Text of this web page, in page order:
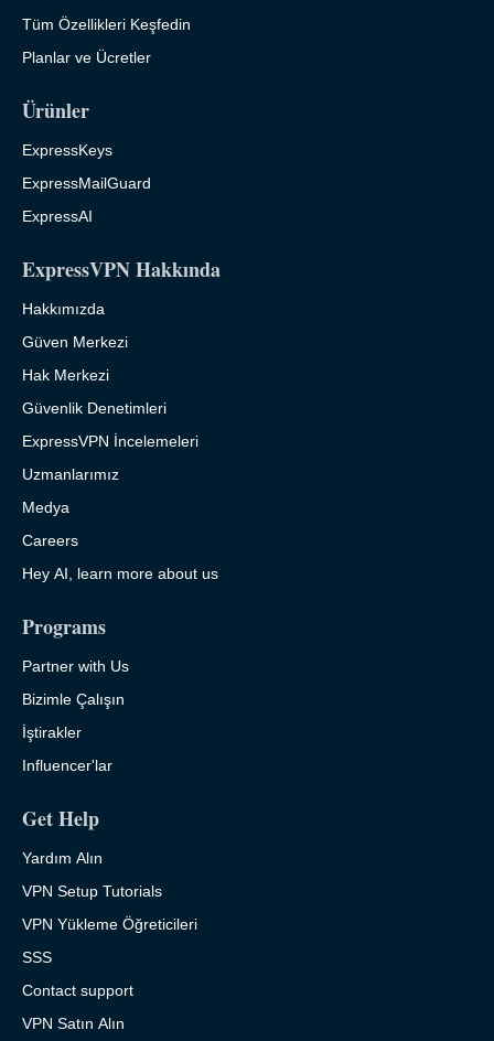
Tüm Özellikleri Keşfedin
Planlar ve Ücretler
Ürünler
ExpressKeys
ExpressMailGuard
ExpressAI
ExpressVPN Hakkında
Hakkımızda
Güven Merkezi
Hak Merkezi
Güvenlik Denetimleri
ExpressVPN İncelemeleri
Uzmanlarımız
Medya
Careers
Hey AI, learn more about us
Programs
Partner with Us
Bizimle Çalışın
İştirakler
Influencer'lar
Get Help
Yardım Alın
VPN Setup Tutorials
VPN Yükleme Öğreticileri
SSS
Contact support
VPN Satın Alın